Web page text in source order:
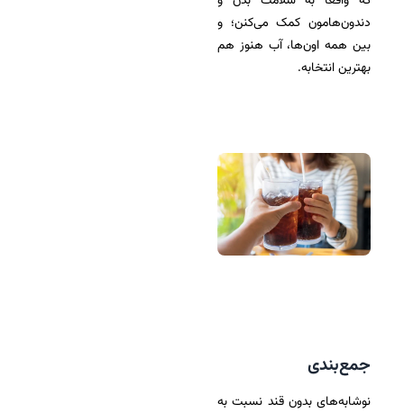
دندون‌هامون کمک می‌کنن؛ و
بین همه اون‌ها، آب هنوز هم
بهترین انتخابه.
جمع‌بندی
نوشابه‌های بدون قند نسبت به